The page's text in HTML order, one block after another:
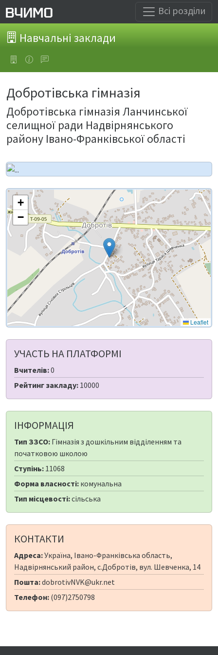
Всі розділи
Навчальні заклади
Добротівська гімназія
Добротівська гімназія Ланчинської
селищної ради Надвірнянського
району Івано-Франківської області
+
−
Leaflet
УЧАСТЬ НА ПЛАТФОРМІ
Вчителів:0
Рейтинг закладу: 10000
ІНФОРМАЦІЯ
Тип ЗЗСО: Гімназія з дошкільним відділенням та
початковою школою
Ступінь: 11068
Форма власності: комунальна
Тип місцевості:сільська
КОНТАКТИ
Адреса:Україна, Івано-Франківська область,
Надвірнянський район, с.Добротів, вул. Шевченка, 14
Пошта:dobrotivNVK@ukr.net
Телефон: (097)2750798